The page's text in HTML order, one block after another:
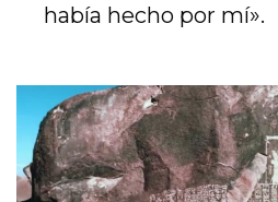
había hecho por mí».